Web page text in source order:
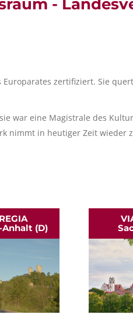
-
zertifiziert. Sie
war eine Magistrale des
nimmt in heutiger Zeit wieder
Anhalt (D)